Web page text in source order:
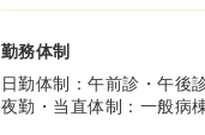
勤務体制
日勤体制：午前診・午後
夜勤・当直体制：一般病